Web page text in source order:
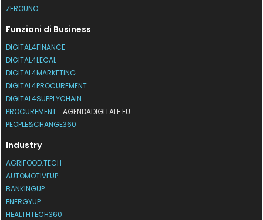
ZEROUNO
Funzioni di Business
DIGITAL4FINANCE
DIGITAL4LEGAL
DIGITAL4MARKETING
DIGITAL4PROCUREMENT
DIGITAL4SUPPLYCHAIN
PROCUREMENT
AGENDADIGITALE.EU
PEOPLE&CHANGE360
Industry
AGRIFOOD.TECH
AUTOMOTIVEUP
BANKINGUP
ENERGYUP
HEALTHTECH360